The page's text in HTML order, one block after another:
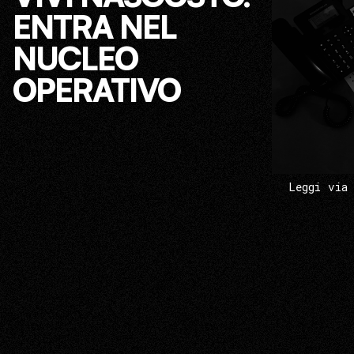
ENTRA NEL
NUCLEO
OPERATIVO
Leggi via